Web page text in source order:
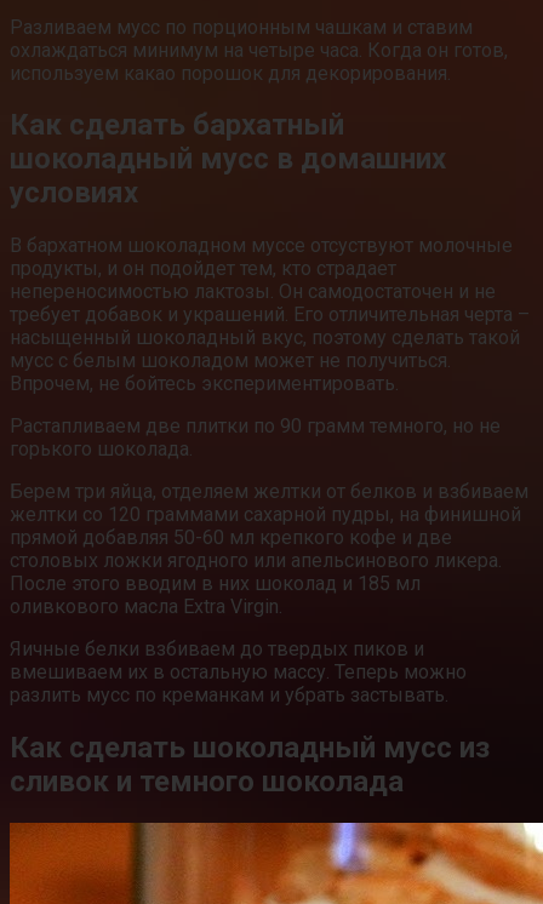
Разливаем мусс по порционным чашкам и ставим
охлаждаться минимум на четыре часа. Когда он готов,
используем какао порошок для декорирования.
Как сделать бархатный
шоколадный мусс в домашних
условиях
В бархатном шоколадном муссе отсуствуют молочные
продукты, и он подойдет тем, кто страдает
непереносимостью лактозы. Он самодостаточен и не
требует добавок и украшений. Его отличительная черта –
насыщенный шоколадный вкус, поэтому сделать такой
мусс с белым шоколадом может не получиться.
Впрочем, не бойтесь экспериментировать.
Растапливаем две плитки по 90 грамм темного, но не
горького шоколада.
Берем три яйца, отделяем желтки от белков и взбиваем
желтки со 120 граммами сахарной пудры, на финишной
прямой добавляя 50-60 мл крепкого кофе и две
столовых ложки ягодного или апельсинового ликера.
После этого вводим в них шоколад и 185 мл
оливкового масла Extra Virgin.
Яичные белки взбиваем до твердых пиков и
вмешиваем их в остальную массу. Теперь можно
разлить мусс по креманкам и убрать застывать.
Как сделать шоколадный мусс из
сливок и темного шоколада